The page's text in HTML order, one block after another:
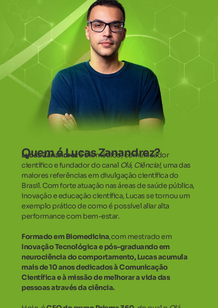
Quem é Lucas Zanandrez?
Lucas Zanandrezé biomédico, comunicador
científico e fundador do canal Olá, Ciência!, uma das
maiores referências em divulgação científica do
Brasil. Com forte atuação nas áreas de saúde pública,
inovação e educação científica, Lucas se tornou um
exemplo prático de como é possível aliar alta
performance com bem-estar.
Formado em Biomedicina,com mestrado em
Inovação Tecnológica e pós-graduando em
neurociência do comportamento, Lucas acumula
mais de 10 anos dedicados à Comunicação
Científica e à missão de melhorar a vida das
pessoas através da ciência.